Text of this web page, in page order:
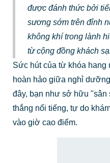
được đánh thức bởi
sương sớm trên đỉnh
không khí trong lành
từ cộng đồng khách
Sức hút của từ khóa hang
hoàn hảo giữa nghỉ
đây, bạn như sở hữu "sân
thắng nổi tiếng, tự do
vào giờ cao điểm.